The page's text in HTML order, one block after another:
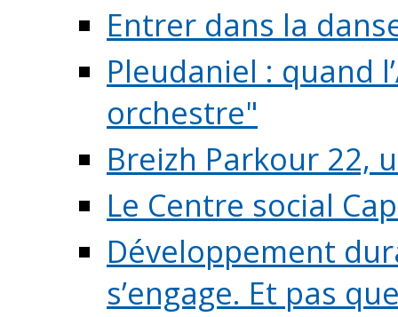
Entrer dans la
Pleudaniel : quand
orchestre"
Breizh Parkour 22,
Le Centre social
Développement
s’engage. Et pas